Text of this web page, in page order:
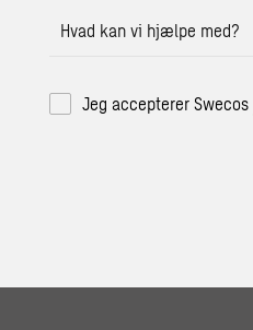
Hvad kan vi hjælpe med?
Jeg accepterer Swecos